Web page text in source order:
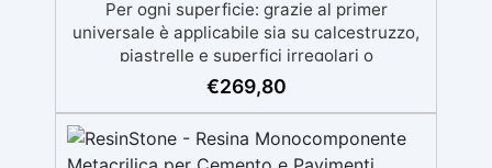
Per ogni superficie: grazie al primer
universale è applicabile sia su calcestruzzo,
piastrelle e superfici irregolari o
danneggiate. ✅ Facile da applicare: Video
Guida completa inclusa, 3 semplici passaggi,
finitura protettiva antigraffio. ✅ Risultati
€269,80